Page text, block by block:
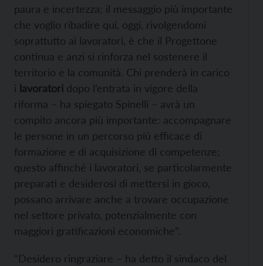
paura e incertezza; il messaggio più importante
che voglio ribadire qui, oggi, rivolgendomi
soprattutto ai lavoratori, è che il Progettone
continua e anzi si rinforza nel sostenere il
territorio e la comunità. Chi prenderà in carico
i lavoratori dopo l’entrata in vigore della
riforma – ha spiegato Spinelli – avrà un
compito ancora più importante: accompagnare
le persone in un percorso più efficace di
formazione e di acquisizione di competenze;
questo affinché i lavoratori, se particolarmente
preparati e desiderosi di mettersi in gioco,
possano arrivare anche a trovare occupazione
nel settore privato, potenzialmente con
maggiori gratificazioni economiche”.
“Desidero ringraziare – ha detto il sindaco del